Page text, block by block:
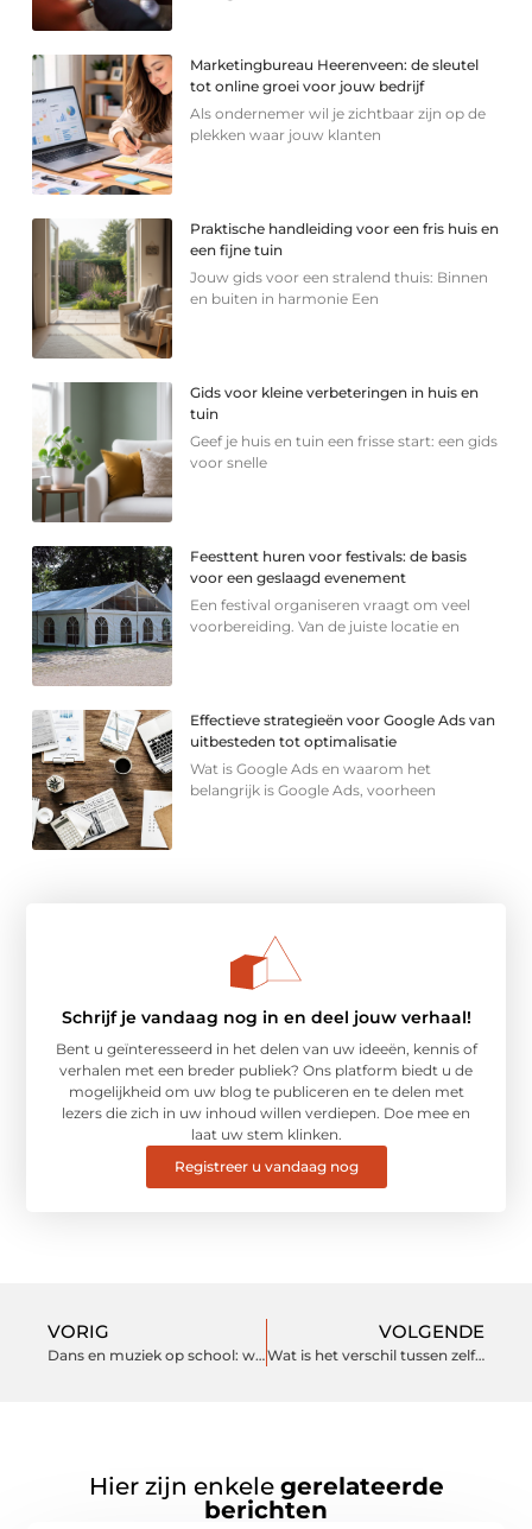
Marketingbureau Heerenveen: de sleutel
tot online groei voor jouw bedrijf
Als ondernemer wil je zichtbaar zijn op de
plekken waar jouw klanten
Praktische handleiding voor een fris huis en
een fijne tuin
Jouw gids voor een stralend thuis: Binnen
en buiten in harmonie Een
Gids voor kleine verbeteringen in huis en
tuin
Geef je huis en tuin een frisse start: een gids
voor snelle
Feesttent huren voor festivals: de basis
voor een geslaagd evenement
Een festival organiseren vraagt om veel
voorbereiding. Van de juiste locatie en
Effectieve strategieën voor Google Ads van
uitbesteden tot optimalisatie
Wat is Google Ads en waarom het
belangrijk is Google Ads, voorheen
Schrijf je vandaag nog in en deel jouw verhaal!
Bent u geïnteresseerd in het delen van uw ideeën, kennis of
verhalen met een breder publiek? Ons platform biedt u de
mogelijkheid om uw blog te publiceren en te delen met
lezers die zich in uw inhoud willen verdiepen. Doe mee en
laat uw stem klinken.
Registreer u vandaag nog
VORIG
Dans en muziek op school: welke invloed heeft het op je leerlingen?
VOLGENDE
Wat is het verschil tussen zelfklevend en statisch raamfolie?
Hier zijn enkele gerelateerde
berichten